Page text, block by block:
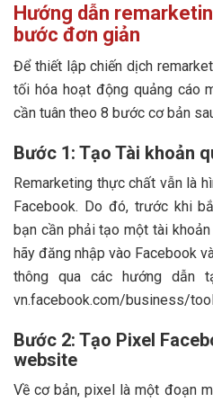
Hướng dẫn
bước đơn giản
Để thiết lập chiến dịch
tối hóa hoạt động quảng cáo
cần tuân theo 8 bước cơ bản
Bước 1: Tạo Tài khoản
Remarketing thực chất vẫn là
Facebook. Do đó, trước khi
bạn cần phải tạo một tài
hãy đăng nhập vào Facebook
thông qua các hướng dẫn
vn.facebook.com/business/
Bước 2: Tạo Pixel
website
Về cơ bản, pixel là một đoạn